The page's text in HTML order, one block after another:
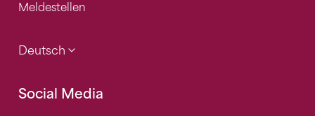
Meldestellen
Deutsch
Social Media